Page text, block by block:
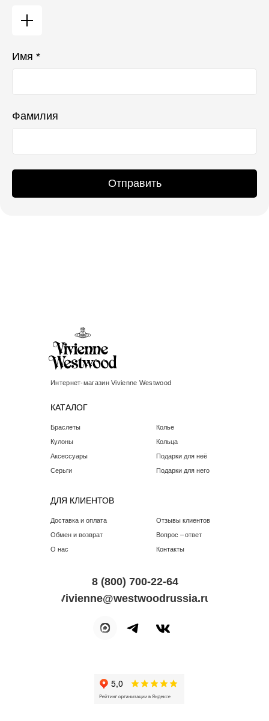
Имя *
Фамилия
Отправить
КАТАЛОГ
ДЛЯ КЛИЕНТОВ
Интернет-магазин Vivienne Westwood
Vivienne@westwoodrussia.ru
8 (800) 700-22-64
Доставка и оплата
Обмен и возврат
Вопрос – ответ
Отзывы клиентов
О нас Контакты
Браслеты
Серьги
Кулоны
Колье
Кольца
Аксессуары
Подарки для неё
Подарки для него